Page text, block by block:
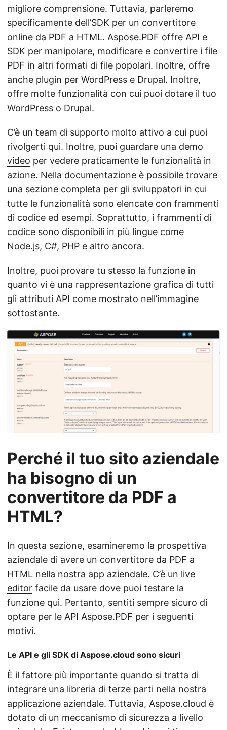
migliore comprensione. Tuttavia, parleremo
specificamente dell’SDK per un convertitore
online da PDF a HTML. Aspose.PDF offre API e
SDK per manipolare, modificare e convertire i file
PDF in altri formati di file popolari. Inoltre, offre
anche plugin per WordPress e Drupal. Inoltre,
offre molte funzionalità con cui puoi dotare il tuo
WordPress o Drupal.
C’è un team di supporto molto attivo a cui puoi
rivolgerti qui. Inoltre, puoi guardare una demo
video per vedere praticamente le funzionalità in
azione. Nella documentazione è possibile trovare
una sezione completa per gli sviluppatori in cui
tutte le funzionalità sono elencate con frammenti
di codice ed esempi. Soprattutto, i frammenti di
codice sono disponibili in più lingue come
Node.js, C#, PHP e altro ancora.
Inoltre, puoi provare tu stesso la funzione in
quanto vi è una rappresentazione grafica di tutti
gli attributi API come mostrato nell’immagine
sottostante.
Perché il tuo sito aziendale
ha bisogno di un
convertitore da PDF a
HTML?
In questa sezione, esamineremo la prospettiva
aziendale di avere un convertitore da PDF a
HTML nella nostra app aziendale. C’è un live
editor facile da usare dove puoi testare la
funzione qui. Pertanto, sentiti sempre sicuro di
optare per le API Aspose.PDF per i seguenti
motivi.
Le API e gli SDK di Aspose.cloud sono sicuri
È il fattore più importante quando si tratta di
integrare una libreria di terze parti nella nostra
applicazione aziendale. Tuttavia, Aspose.cloud è
dotato di un meccanismo di sicurezza a livello